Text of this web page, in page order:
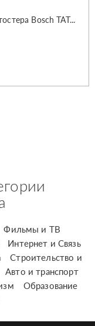
Bosch TAT...
Фильмы и ТВ
Интернет и Связь
Строительство и
Авто и транспорт
Образование